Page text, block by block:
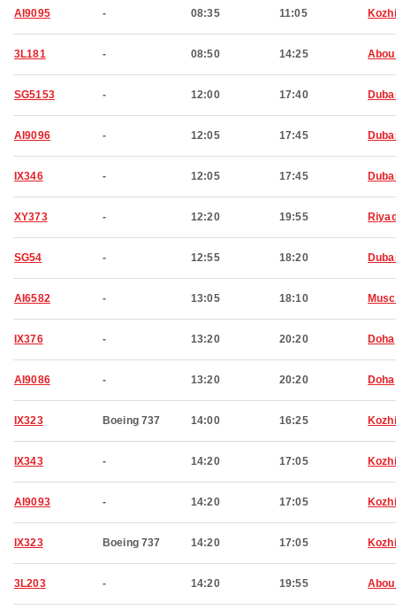
AI9095 - 08:35 11:05
3L181 - 08:50 14:25
SG5153 - 12:00 17:40
AI9096 - 12:05 17:45
IX346 - 12:05 17:45
XY373 - 12:20 19:55
SG54 - 12:55 18:20
AI6582 - 13:05 18:10
IX376 - 13:20 20:20 Doha
AI9086 - 13:20 20:20 Doha
IX323 Boeing 737 14:00 16:25
IX343 - 14:20 17:05
AI9093 - 14:20 17:05
IX323 Boeing 737 14:20 17:05
3L203 - 14:20 19:55